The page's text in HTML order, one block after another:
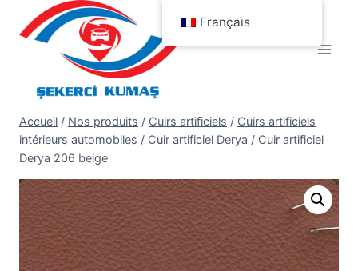
Accueil / Nos produits / Cuirs artificiels / Cuirs artificiels
intérieurs automobiles / Cuir artificiel Derya / Cuir artificiel
Derya 206 beige
Français